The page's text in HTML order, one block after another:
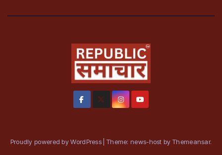
Proudly powered by WordPress Theme: news-host by Themeansar.